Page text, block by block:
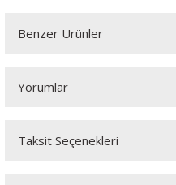
Benzer Ürünler
Yorumlar
Taksit Seçenekleri